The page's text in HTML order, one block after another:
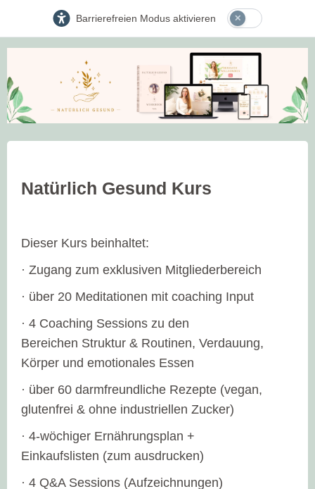
Barrierefreien Modus aktivieren
Natürlich Gesund Kurs
Dieser Kurs beinhaltet:
· Zugang zum exklusiven Mitgliederbereich
· über 20 Meditationen mit coaching Input
· 4 Coaching Sessions zu den
Bereichen Struktur & Routinen, Verdauung,
Körper und emotionales Essen
· über 60 darmfreundliche Rezepte (vegan,
glutenfrei & ohne industriellen Zucker)
· 4-wöchiger Ernährungsplan +
Einkaufslisten (zum ausdrucken)
· 4 Q&A Sessions (Aufzeichnungen)